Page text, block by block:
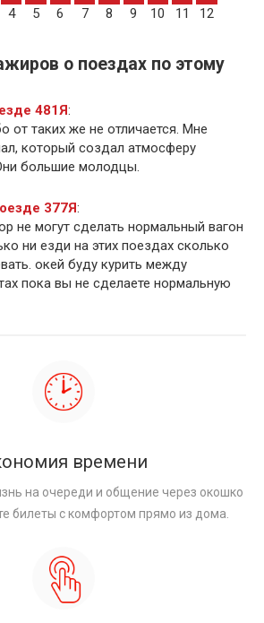
4 5 6 7 8 9 10 11 12
о поездах по этому
481Я:
от таких же не отличается. Мне
который создал атмосферу
большие молодцы.
377Я:
не могут сделать нормальный вагон
ни езди на этих поездах сколько
окей буду курить между
пока вы не сделаете нормальную
времени
на очереди и общение через окошко
билеты с комфортом прямо из дома.